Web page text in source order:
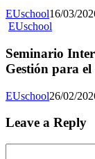
EUschool16/03/
EUschool
Seminario
Gestión para
EUschool26/02/
Leave a Reply